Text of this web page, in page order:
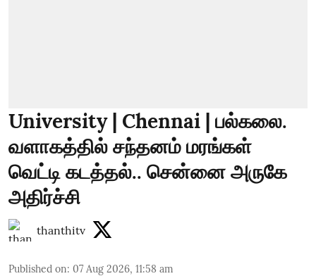
University | Chennai | பல்கலை.
வளாகத்தில் சந்தனம் மரங்கள்
வெட்டி கடத்தல்.. சென்னை அருகே
அதிர்ச்சி
thanthitv
Published on: 07 Aug 2026, 11:58 am